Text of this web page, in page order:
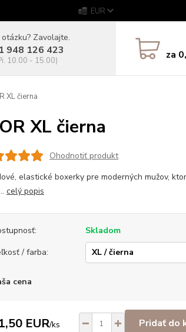
EUR
Zavolajte.
948 126 423
10.00 - 15.00) za
XL čierna
XL čierna
Ohodnotiť produkt
elastické boxerky pre moderných mužov,
celý popis
Skladom
/ farba:
cena
EUR/ks Pridať do